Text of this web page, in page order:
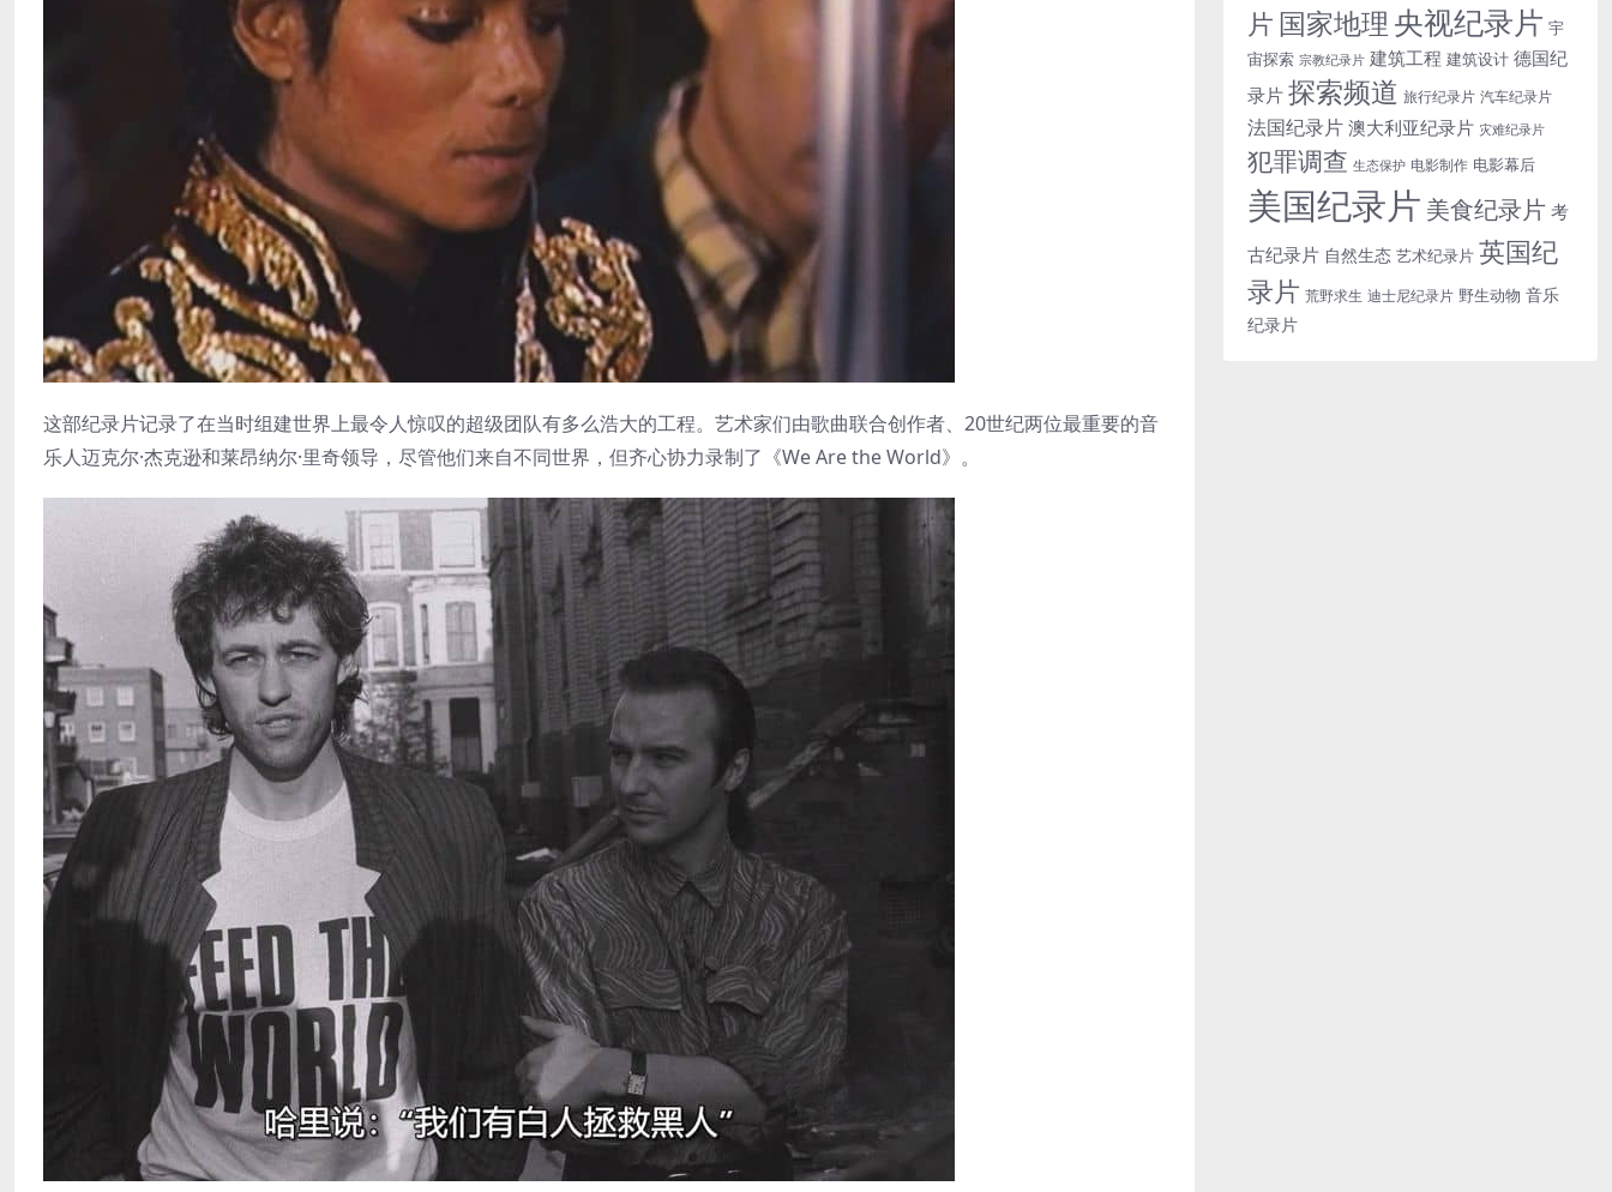
这部纪录片记录了在当时组建世界上最令人惊叹的超级团队有多么浩大的工程。艺术家们由歌曲联合创作者、20世纪两位最重要的音
乐人迈克尔·杰克逊和莱昂纳尔·里奇领导，尽管他们来自不同世界，但齐心协力录制了《We Are the World》。
片 国家地理 央视纪录片 宇
宙探索 宗教纪录片 建筑工程 建筑设计 德国纪
录片 探索频道 旅行纪录片 汽车纪录片
法国纪录片 澳大利亚纪录片 灾难纪录片
犯罪调查 生态保护 电影制作 电影幕后
美国纪录片 美食纪录片考
古纪录片 自然生态 艺术纪录片 英国纪
录片 荒野求生 迪士尼纪录片 野生动物 音乐
纪录片